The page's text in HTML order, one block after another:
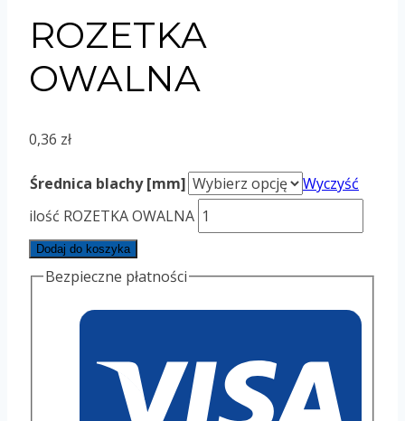
ROZETKA
OWALNA
0,36 zł
Średnica blachy [mm]
Wyczyść
ilość ROZETKA OWALNA
Dodaj do koszyka
Bezpieczne płatności